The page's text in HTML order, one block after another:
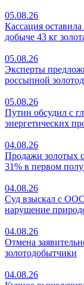
05.08.26
Кассация
добыче 43 кг
05.08.26
Эксперты
россыпной
05.08.26
Путин обсудил с
энергетических
04.08.26
Продажи золотых
31% в первом
04.08.26
Суд взыскал с
нарушение
04.08.26
Отмена
золотодобытчики
04.08.26